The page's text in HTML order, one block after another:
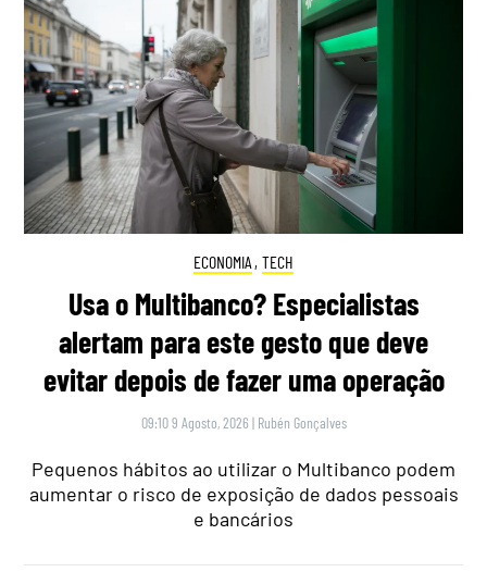
ECONOMIA , TECH
Usa o Multibanco? Especialistas
alertam para este gesto que deve
evitar depois de fazer uma operação
09:10 9 Agosto, 2026 | Rubén Gonçalves
Pequenos hábitos ao utilizar o Multibanco podem
aumentar o risco de exposição de dados pessoais
e bancários